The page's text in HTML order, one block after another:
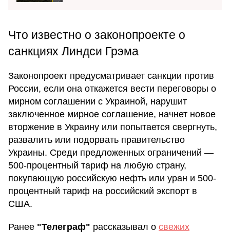
Что известно о законопроекте о
санкциях Линдси Грэма
Законопроект предусматривает санкции против
России, если она откажется вести переговоры о
мирном соглашении с Украиной, нарушит
заключенное мирное соглашение, начнет новое
вторжение в Украину или попытается свергнуть,
развалить или подорвать правительство
Украины. Среди предложенных ограничений —
500-процентный тариф на любую страну,
покупающую российскую нефть или уран и 500-
процентный тариф на российский экспорт в
США.
Ранее "Телеграф" рассказывал о свежих